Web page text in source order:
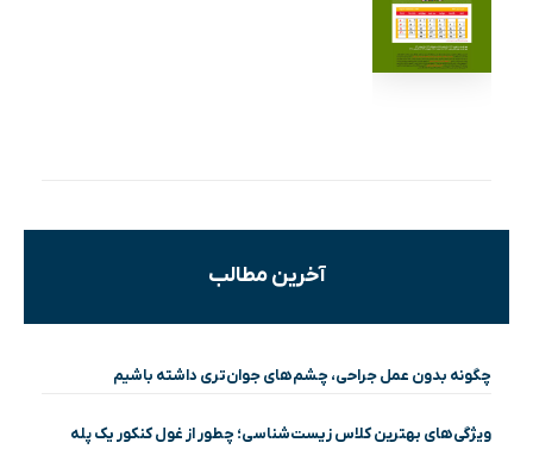
آخرین مطالب
چگونه بدون عمل جراحی، چشم‌های جوان‌تری داشته باشیم
ویژگی‌های بهترین کلاس زیست‌شناسی؛ چطور از غول کنکور یک پله